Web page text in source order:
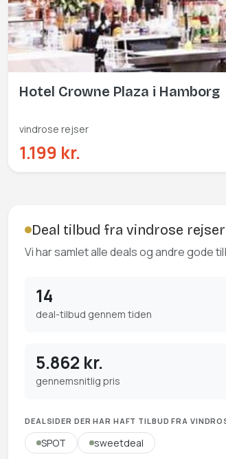
Hotel Crowne Plaza i Hamborg
vindrose rejser
1.199 kr.
Deal tilbud fra vindrose rejser
Vi har samlet alle deals og andre gode
14
deal-tilbud gennem tiden
5.862 kr.
gennemsnitlig pris
DEALSIDER DER HAR HAFT TILBUD FRA
SPOT sweetdeal